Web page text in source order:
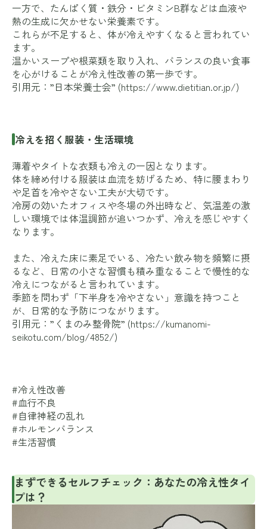
一方で、たんぱく質・鉄分・ビタミンB群などは血液や
熱の生成に欠かせない栄養素です。
これらが不足すると、体が冷えやすくなると言われてい
ます。
温かいスープや根菜類を取り入れ、バランスの良い食事
を心がけることが冷え性改善の第一歩です。
引用元：”日本栄養士会” (https://www.dietitian.or.jp/)
冷えを招く服装・生活環境
薄着やタイトな衣類も冷えの一因となります。
体を締め付ける服装は血流を妨げるため、特に腰まわり
や足首を冷やさない工夫が大切です。
冷房の効いたオフィスや冬場の外出時など、気温差の激
しい環境では体温調節が追いつかず、冷えを感じやすく
なります。
また、冷えた床に素足でいる、冷たい飲み物を頻繁に摂
るなど、日常の小さな習慣も積み重なることで慢性的な
冷えにつながると言われています。
季節を問わず「下半身を冷やさない」意識を持つこと
が、日常的な予防につながります。
引用元：”くまのみ整骨院” (https://kumanomi-
seikotu.com/blog/4852/)
#冷え性改善
#血行不良
#自律神経の乱れ
#ホルモンバランス
#生活習慣
まずできるセルフチェック：あなたの冷え性タイ
プは？